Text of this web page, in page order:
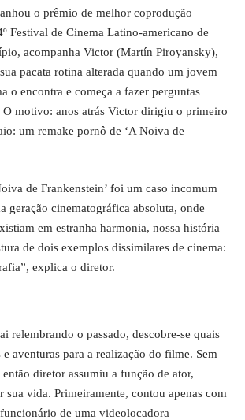
o prêmio de melhor coprodução
Festival de Cinema Latino-americano de
acompanha Victor (Martín Piroyansky),
pacata rotina alterada quando um jovem
o encontra e começa a fazer perguntas
O motivo: anos atrás Victor dirigiu o primeiro
um remake pornô de ‘A Noiva de
de Frankenstein’ foi um caso incomum
geração cinematográfica absoluta, onde
em estranha harmonia, nossa história
de dois exemplos dissimilares de cinema:
explica o diretor.
relembrando o passado, descobre-se quais
aventuras para a realização do filme. Sem
diretor assumiu a função de ator,
sua vida. Primeiramente, contou apenas com
de uma videolocadora